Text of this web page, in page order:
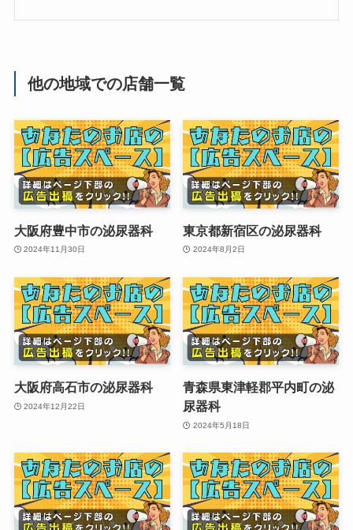
他の地域での店舗一覧
大阪府豊中市の泌尿器科
2024年11月30日
東京都新宿区の泌尿器科
2024年8月2日
大阪府高石市の泌尿器科
2024年12月22日
青森県東津軽郡平内町の泌
尿器科
2024年5月18日